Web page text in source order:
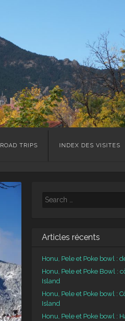
ROAD TRIPS INDEX DES VISITES
Search
Articles récents
Honu, Pele et Poke bowl :
Honu, Pele et Poke Bowl :
Island
Honu, Pele et Poke bowl :
Island
Honu, Pele et Poke bowl :